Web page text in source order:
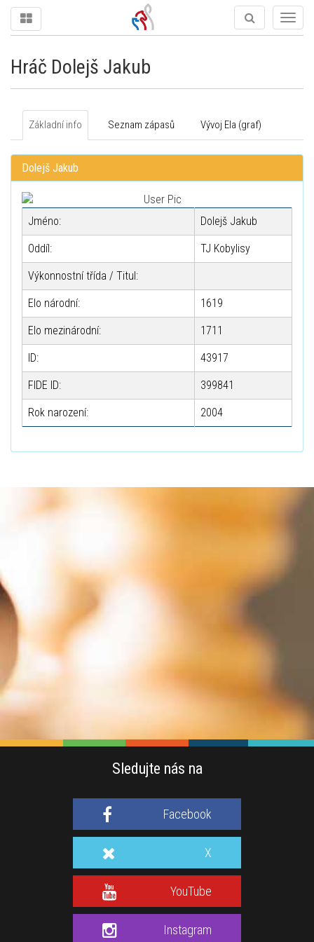
Hráč Dolejš Jakub
Základní info Seznam zápasů Vývoj Ela (graf)
Dolejš Jakub
Jméno: Dolejš Jakub
Oddíl: TJ Kobylisy
Výkonnostní třída / Titul:
Elo národní: 1619
Elo mezinárodní: 1711
ID: 43917
FIDE ID: 399841
Rok narození: 2004
Sledujte nás na
Facebook
X
YouTube
Instagram